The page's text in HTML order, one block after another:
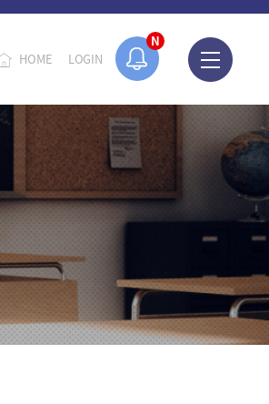
N
HOME LOGIN